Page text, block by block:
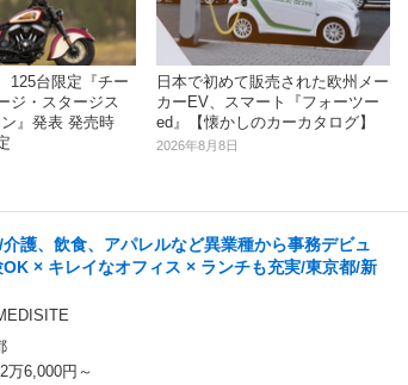
125台限定『チー
ジ・スタージス
』発表 発売時
日本で初めて販売された欧州メー
カーEV、スマート『フォーツー
ed』【懐かしのカーカタログ】
2026年8月8日
護、飲食、アパレルなど異業種から事務デビュ
OK × キレイなオフィス × ランチも充実/東京都/新
万6,000円～